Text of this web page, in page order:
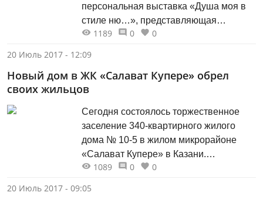
персональная выставка «Душа моя в
стиле ню…», представляющая
художественные работы Врежа
члена Союза художников Армении,
члена казанского отделения Союза
ребенок в неблагополучной семье,
ставший в младенчестве инвалидом
с...
1189 0
0
20 Июль 2017 - 12:09
Новый дом в ЖК «Салават Купере» обрел
своих жильцов
Сегодня состоялось торжественное
заселение 340-квартирного жилого
дома № 10-5 в жилом микрорайоне
«Салават Купере» в Казани.
Новоселами стали участники
1089 0
0
20 Июль 2017 - 09:05